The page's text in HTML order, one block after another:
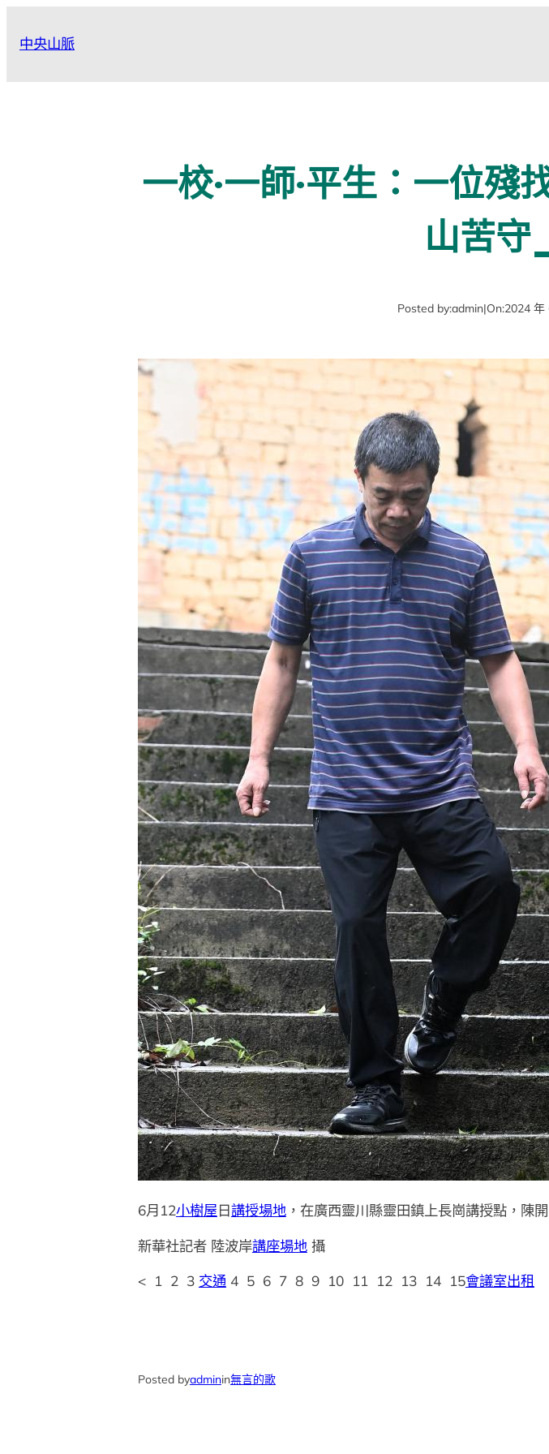
中央山脈
一校·一師·平生：一位
山苦守
Posted by:admin|On:2024 年
6月12小樹屋日講授場地，在廣西靈川縣靈田鎮上長崗講授點，陳
新華社記者 陸波岸講座場地攝
< 1 2 3 交通 4 5 6 7 8 9 10 11 12 13 14 15會議室出租
Posted byadminin無言的歌